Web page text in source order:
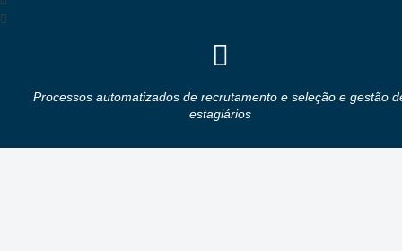
Processos automatizados de recrutamento e seleção e gestão
estagiários